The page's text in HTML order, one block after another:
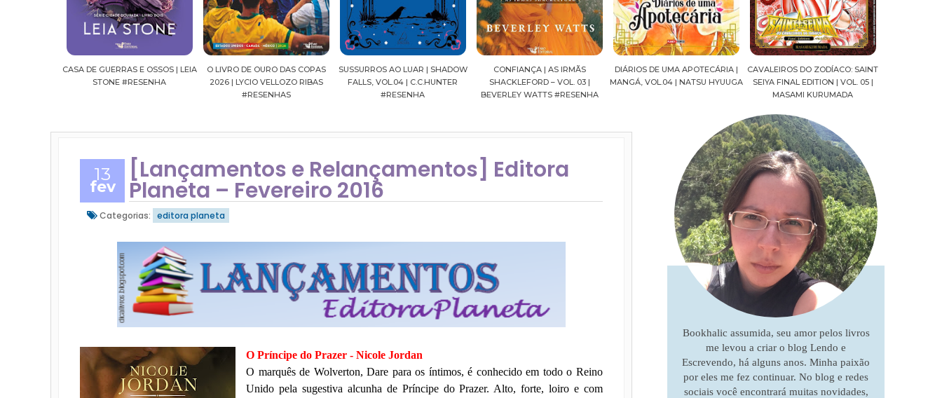
O LIVRO DE OURO DAS COPAS
2026 | LYCIO VELLOZO RIBAS
SUSSURROS AO LUAR | SHADOW
FALLS, VOL.04 | C.C.HUNTER
#RESENHA
CONFIANÇA | AS IRMÃS
SHACKLEFORD – VOL. 03 |
BEVERLEY WATTS #RESENHA
DIÁRIOS DE UMA APOTECÁRIA |
MANGÁ, VOL.04 | NATSU HYUUGA
CAVALEIROS DO ZODÍACO: SAINT
SEIYA FINAL EDITION | VOL. 05 |
CROWN OF WAR AND SHADOW |
J.R.WARD #RESENHA
13
fev
[Lançamentos e Relançamentos] Editora
Planeta – Fevereiro 2016
Categorias: editora planeta
O Príncipe do Prazer - Nicole Jordan
O marquês de Wolverton, Dare para os íntimos, é conhecido em todo o Reino
Unido pela sugestiva alcunha de Príncipe do Prazer. Alto, forte, loiro e com
Bookhalic assumida, seu amor pelos livros
me levou a criar o blog Lendo e
Escrevendo, há alguns anos. Minha paixão
por eles me fez continuar. No blog e redes
sociais você encontrará muitas novidades,